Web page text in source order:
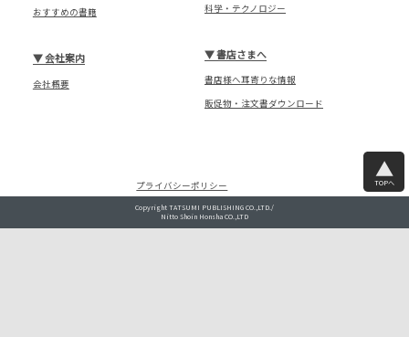
科学・テクノロジー
おすすめの書籍
▼書店さまへ
書店様へ耳寄りな情報
販促物・注文書ダウンロード
▼会社案内
会社概要
プライバシーポリシー TOPへ
Copyright TATSUMI PUBLISHING CO.,LTD./
Nitto Shoin Honsha CO.,LTD